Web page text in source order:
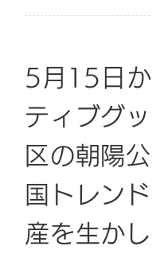
5月15日
ティブグ
区の朝陽
国トレン
産を生か